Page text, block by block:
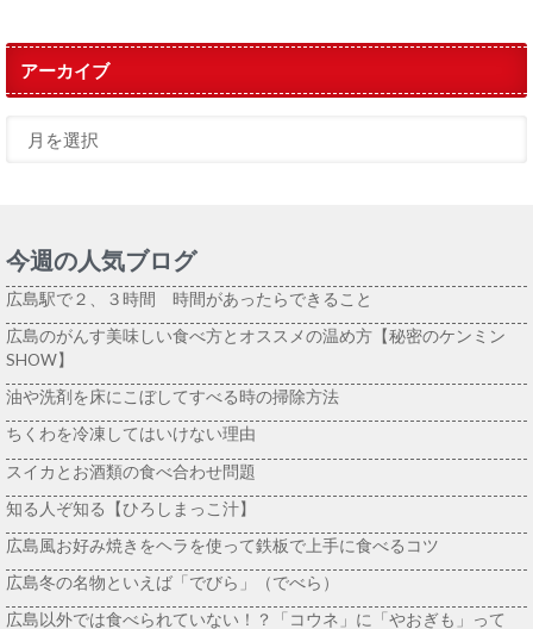
アーカイブ
今週の人気ブログ
広島駅で２、３時間 時間があったらできること
広島のがんす美味しい食べ方とオススメの温め方【秘密のケンミン
SHOW】
油や洗剤を床にこぼしてすべる時の掃除方法
ちくわを冷凍してはいけない理由
スイカとお酒類の食べ合わせ問題
知る人ぞ知る【ひろしまっこ汁】
広島風お好み焼きをヘラを使って鉄板で上手に食べるコツ
広島冬の名物といえば「でびら」（でべら）
広島以外では食べられていない！？「コウネ」に「やおぎも」って